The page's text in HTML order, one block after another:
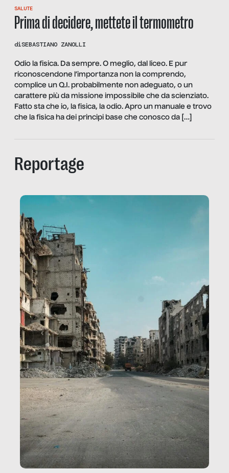
SALUTE
Prima di decidere, mettete il termometro
diSEBASTIANO ZANOLLI
Odio la fisica. Da sempre. O meglio, dal liceo. E pur
riconoscendone l’importanza non la comprendo,
complice un Q.I. probabilmente non adeguato, o un
carattere più da missione impossibile che da scienziato.
Fatto sta che io, la fisica, la odio. Apro un manuale e trovo
che la fisica ha dei principi base che conosco da […]
Reportage